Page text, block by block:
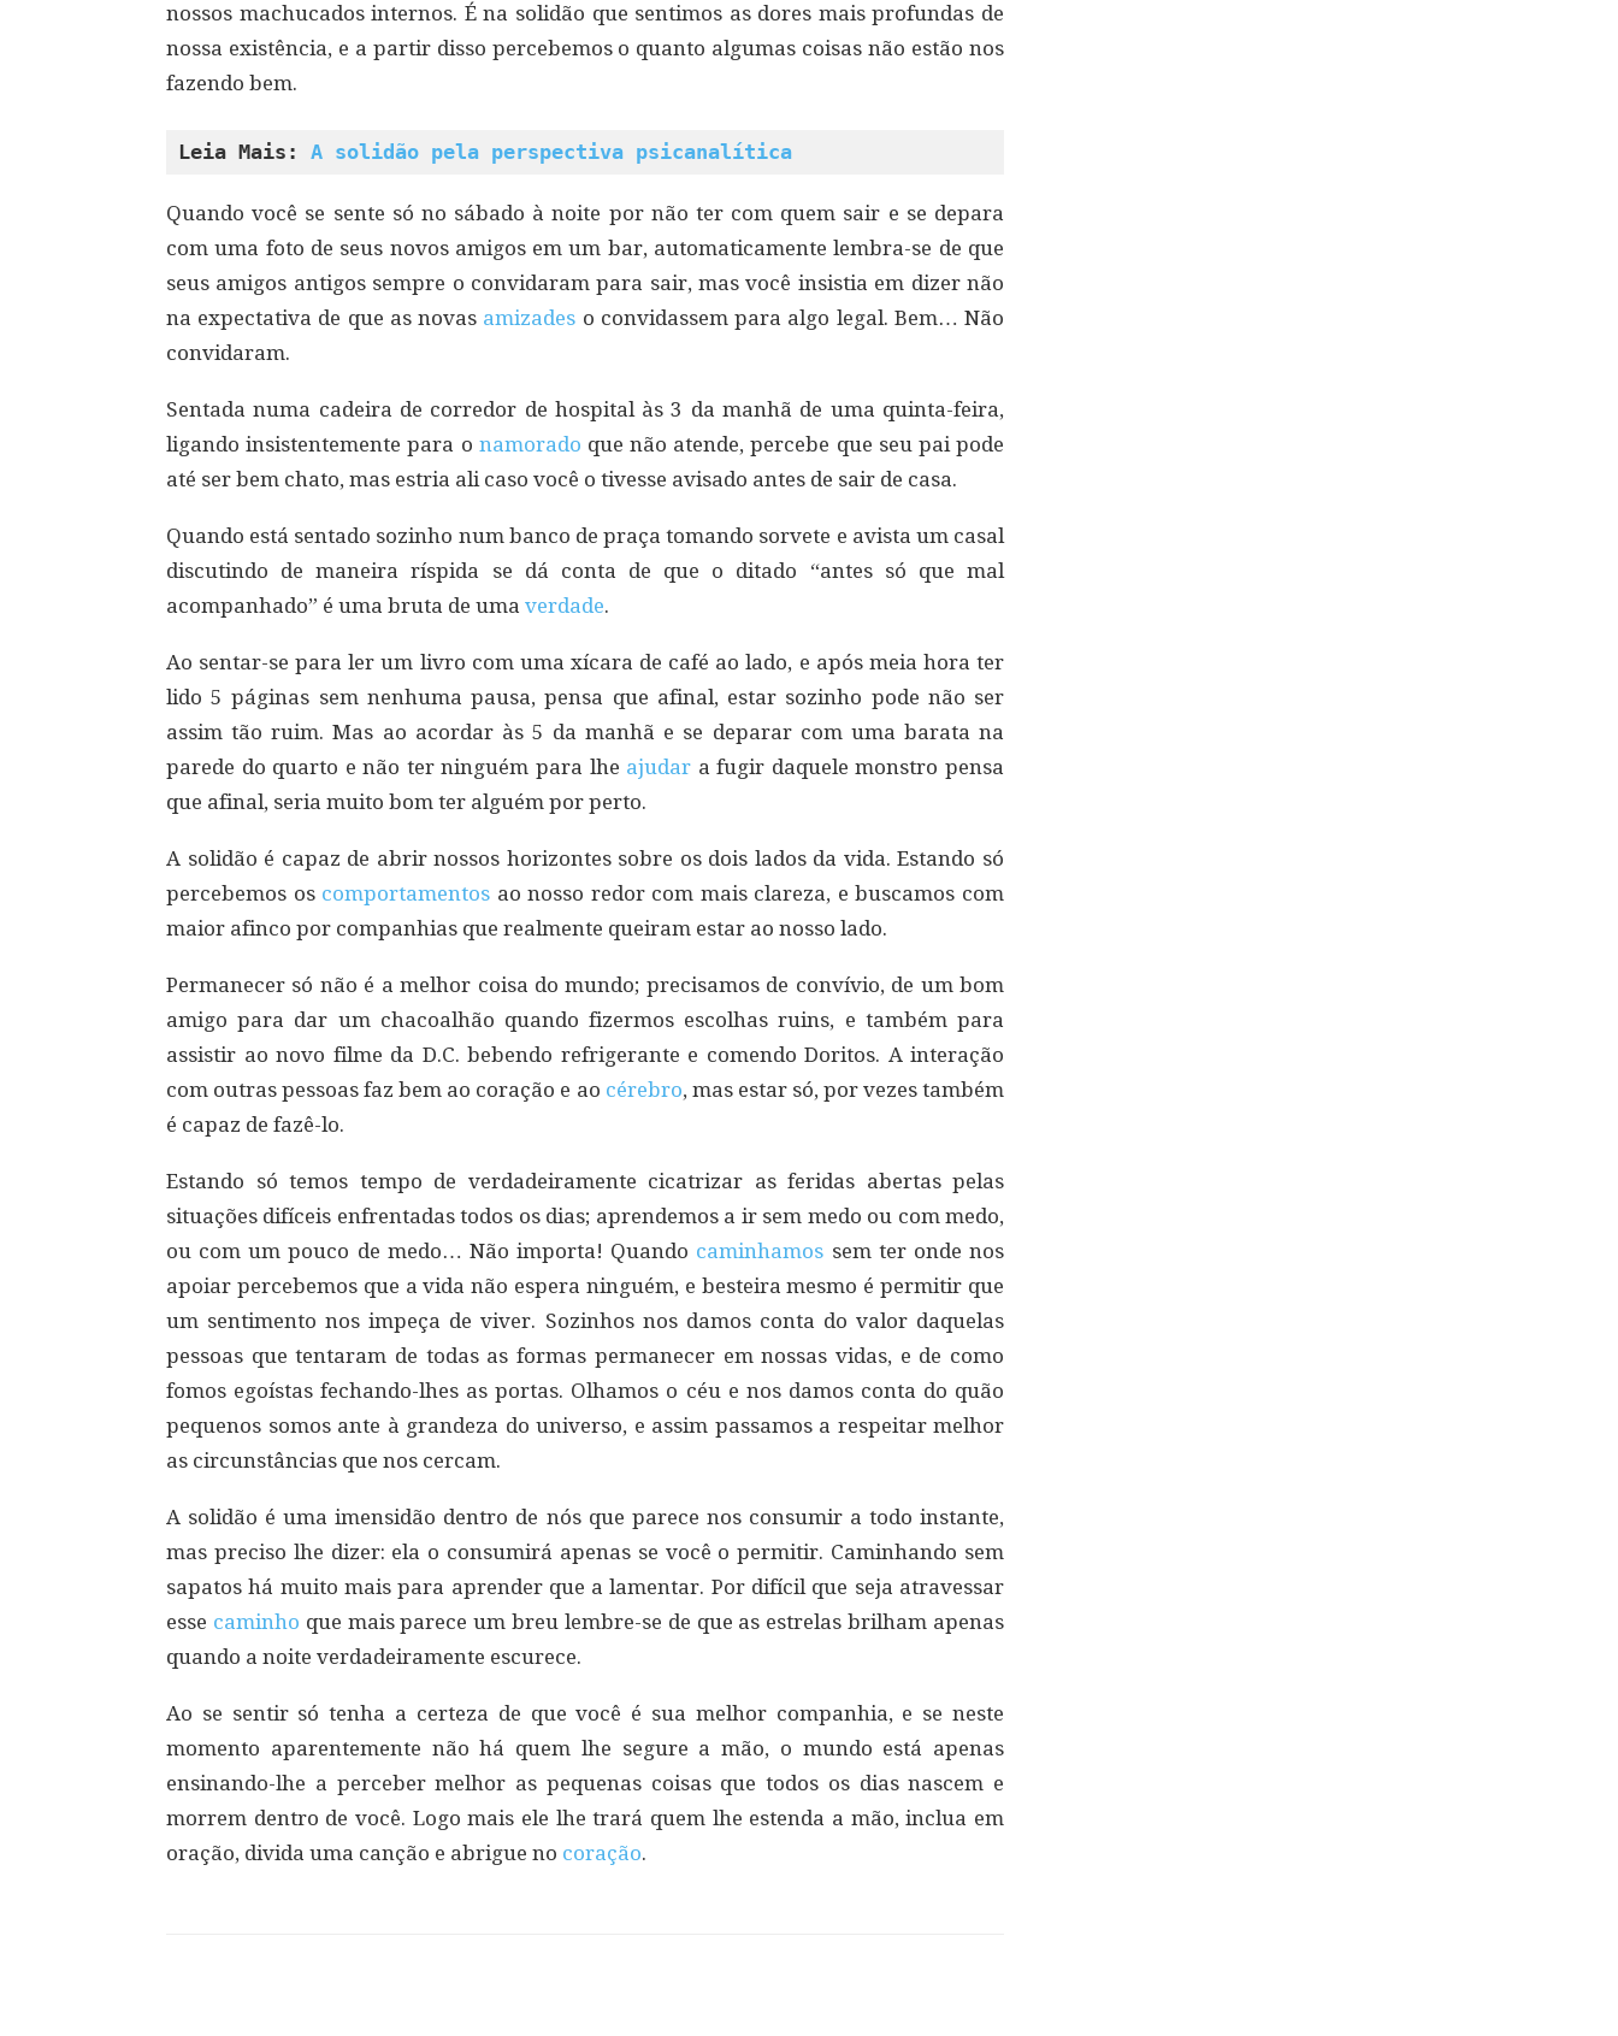
nossos machucados internos. É na solidão que sentimos as dores mais profundas de
nossa existência, e a partir disso percebemos o quanto algumas coisas não estão nos
fazendo bem.
Leia Mais: A solidão pela perspectiva psicanalítica
Quando você se sente só no sábado à noite por não ter com quem sair e se depara
com uma foto de seus novos amigos em um bar, automaticamente lembra-se de que
seus amigos antigos sempre o convidaram para sair, mas você insistia em dizer não
na expectativa de que as novas amizades o convidassem para algo legal. Bem… Não
convidaram.
Sentada numa cadeira de corredor de hospital às 3 da manhã de uma quinta-feira,
ligando insistentemente para o namorado que não atende, percebe que seu pai pode
até ser bem chato, mas estria ali caso você o tivesse avisado antes de sair de casa.
Quando está sentado sozinho num banco de praça tomando sorvete e avista um casal
discutindo de maneira ríspida se dá conta de que o ditado “antes só que mal
acompanhado” é uma bruta de uma verdade.
Ao sentar-se para ler um livro com uma xícara de café ao lado, e após meia hora ter
lido 5 páginas sem nenhuma pausa, pensa que afinal, estar sozinho pode não ser
assim tão ruim. Mas ao acordar às 5 da manhã e se deparar com uma barata na
parede do quarto e não ter ninguém para lhe ajudar a fugir daquele monstro pensa
que afinal, seria muito bom ter alguém por perto.
A solidão é capaz de abrir nossos horizontes sobre os dois lados da vida. Estando só
percebemos os comportamentos ao nosso redor com mais clareza, e buscamos com
maior afinco por companhias que realmente queiram estar ao nosso lado.
Permanecer só não é a melhor coisa do mundo; precisamos de convívio, de um bom
amigo para dar um chacoalhão quando fizermos escolhas ruins, e também para
assistir ao novo filme da D.C. bebendo refrigerante e comendo Doritos. A interação
com outras pessoas faz bem ao coração e ao cérebro, mas estar só, por vezes também
é capaz de fazê-lo.
Estando só temos tempo de verdadeiramente cicatrizar as feridas abertas pelas
situações difíceis enfrentadas todos os dias; aprendemos a ir sem medo ou com medo,
ou com um pouco de medo… Não importa! Quando caminhamos sem ter onde nos
apoiar percebemos que a vida não espera ninguém, e besteira mesmo é permitir que
um sentimento nos impeça de viver. Sozinhos nos damos conta do valor daquelas
pessoas que tentaram de todas as formas permanecer em nossas vidas, e de como
fomos egoístas fechando-lhes as portas. Olhamos o céu e nos damos conta do quão
pequenos somos ante à grandeza do universo, e assim passamos a respeitar melhor
as circunstâncias que nos cercam.
A solidão é uma imensidão dentro de nós que parece nos consumir a todo instante,
mas preciso lhe dizer: ela o consumirá apenas se você o permitir. Caminhando sem
sapatos há muito mais para aprender que a lamentar. Por difícil que seja atravessar
esse caminho que mais parece um breu lembre-se de que as estrelas brilham apenas
quando a noite verdadeiramente escurece.
Ao se sentir só tenha a certeza de que você é sua melhor companhia, e se neste
momento aparentemente não há quem lhe segure a mão, o mundo está apenas
ensinando-lhe a perceber melhor as pequenas coisas que todos os dias nascem e
morrem dentro de você. Logo mais ele lhe trará quem lhe estenda a mão, inclua em
oração, divida uma canção e abrigue no coração.